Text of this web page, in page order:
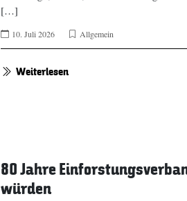
[…]
10. Juli 2026 Allgemein
Weiterlesen
80 Jahre
würden